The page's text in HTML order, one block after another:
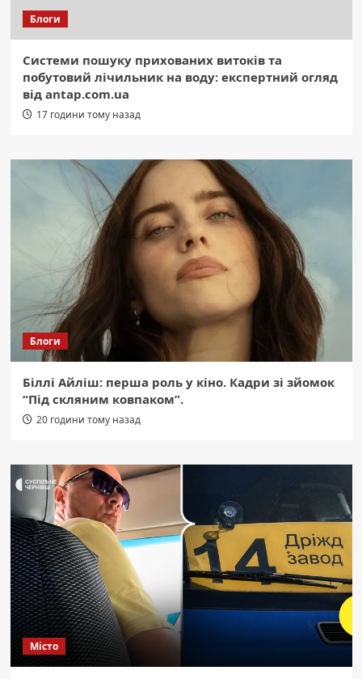
Блоги
Системи пошуку прихованих витоків та
побутовий лічильник на воду: експертний огляд
від antap.com.ua
17 години тому назад
Блоги
Біллі Айліш: перша роль у кіно. Кадри зі зйомок
“Під скляним ковпаком”.
20 години тому назад
Місто